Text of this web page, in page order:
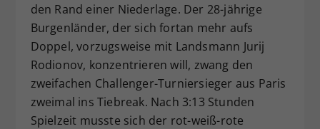
den Rand einer Niederlage. Der 28-jährige
Burgenländer, der sich fortan mehr aufs
Doppel, vorzugsweise mit Landsmann Jurij
Rodionov, konzentrieren will, zwang den
zweifachen Challenger-Turniersieger aus Paris
zweimal ins Tiebreak. Nach 3:13 Stunden
Spielzeit musste sich der rot-weiß-rote